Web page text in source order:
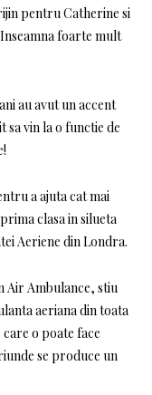
pentru Catherine si
foarte mult
au avut un accent
sa vin la o functie de
a ajuta cat mai
clasa in silueta
Aeriene din Londra.
Air Ambulance, stiu
aeriana din toata
o poate face
se produce un